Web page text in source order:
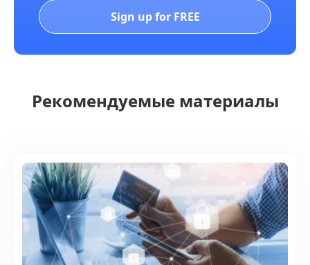
Sign up for FREE
Рекомендуемые материалы